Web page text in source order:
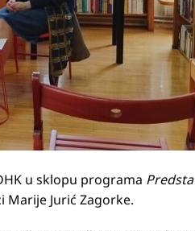
u sklopu programa
Marije Jurić Zagorke.